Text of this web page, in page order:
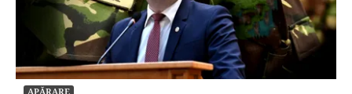
APĂRARE